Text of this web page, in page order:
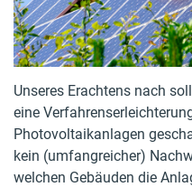
Unseres Erachtens nach
eine
Photovoltaikanlagen
kein (umfangreicher)
welchen Gebäuden die